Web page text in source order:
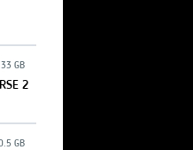
33 GB
2
GB